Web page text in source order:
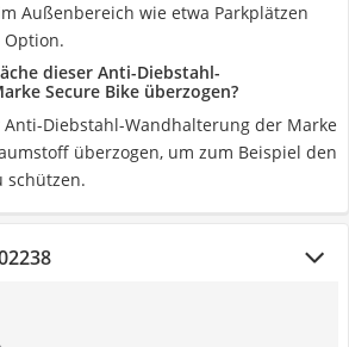
Außenbereich wie etwa Parkplätzen
dieser Anti-Diebstahl-
Secure Bike überzogen?
Diebstahl-Wandhalterung der Marke
überzogen, um zum Beispiel den
schützen.